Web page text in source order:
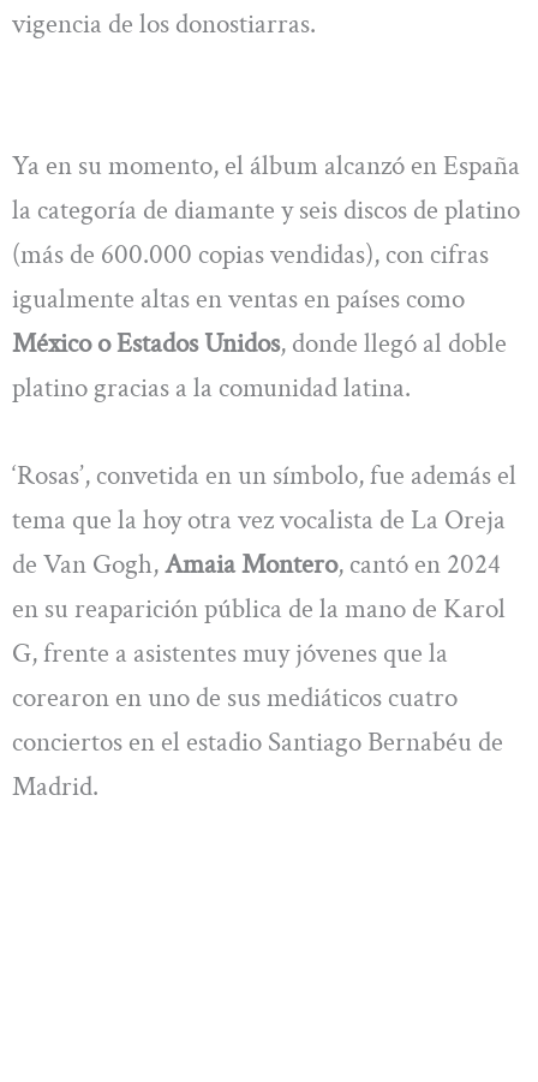
vigencia de los donostiarras.
Ya en su momento, el álbum alcanzó en España
la categoría de diamante y seis discos de platino
(más de 600.000 copias vendidas), con cifras
igualmente altas en ventas en países como
México o Estados Unidos, donde llegó al doble
platino gracias a la comunidad latina.
‘Rosas’, convetida en un símbolo, fue además el
tema que la hoy otra vez vocalista de La Oreja
de Van Gogh,Amaia Montero, cantó en 2024
en su reaparición pública de la mano de Karol
G, frente a asistentes muy jóvenes que la
corearon en uno de sus mediáticos cuatro
conciertos en el estadio Santiago Bernabéu de
Madrid.